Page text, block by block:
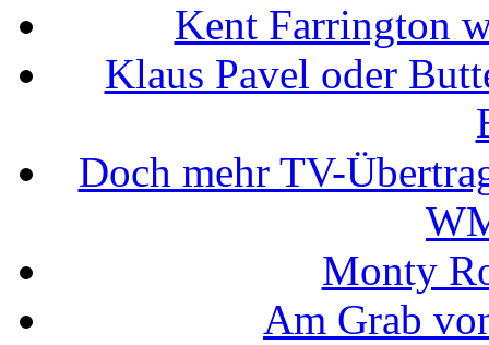
Kent Farrington
Klaus Pavel oder
Doch mehr TV-
Monty
Am Grab